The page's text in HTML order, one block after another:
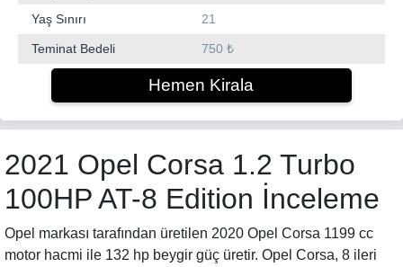
Yaş Sınırı 21
Teminat Bedeli 750 ₺
Hemen Kirala
2021 Opel Corsa 1.2 Turbo
100HP AT-8 Edition İnceleme
Opel markası tarafından üretilen 2020 Opel Corsa 1199 cc
motor hacmi ile 132 hp beygir güç üretir. Opel Corsa, 8 ileri